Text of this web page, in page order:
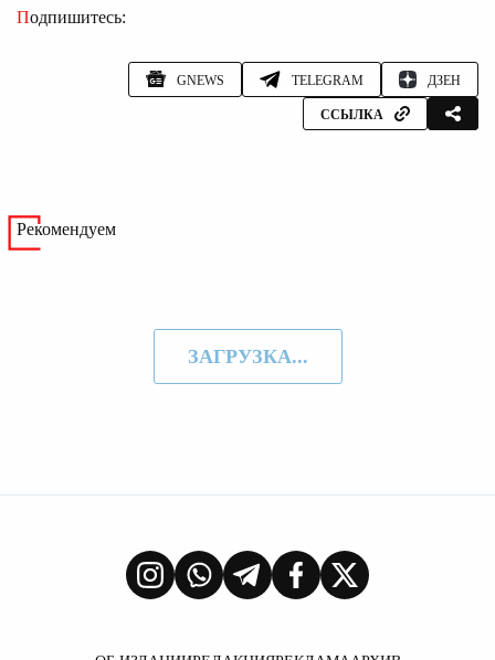
Подпишитесь:
GNEWS TELEGRAM ДЗЕН
ССЫЛКА
Рекомендуем
ЗАГРУЗКА...